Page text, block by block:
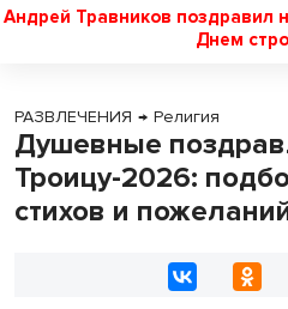
Андрей Травников поздравил
Днем
РАЗВЛЕЧЕНИЯ → Религия
Душевные
Троицу-2026:
стихов и